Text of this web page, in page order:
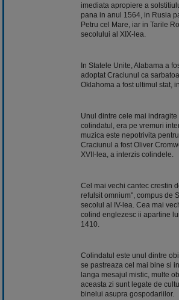
imediata apropiere a
pana in anul 1564, in Rusia
Petru cel Mare, iar in Tarile
secolului al XIX-lea.
In Statele Unite, Alabama a
adoptat Craciunul ca
Oklahoma a fost ultimul stat,
Unul dintre cele mai indragite
colindatul, era pe vremuri
muzica este nepotrivita
Craciunul a fost Oliver
XVII-lea, a interzis colindele.
Cel mai vechi cantec crestin
refulsit omnium", compus de
secolul al IV-lea. Cea mai
colind englezesc ii apartine
1410.
Colindatul este unul dintre
se pastreaza cel mai bine si
langa mesajul mistic, multe
aceasta zi sunt legate de
binelui asupra gospodariilor.